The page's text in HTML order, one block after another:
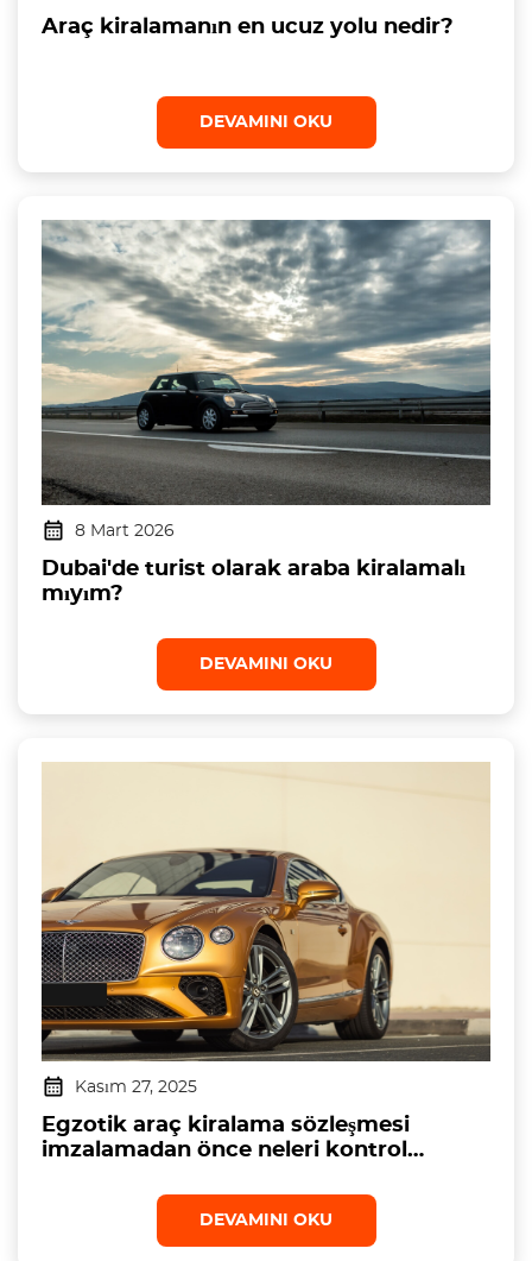
Araç kiralamanın en ucuz yolu nedir?
DEVAMINI OKU
8 Mart 2026
Dubai'de turist olarak araba kiralamalı
mıyım?
DEVAMINI OKU
Kasım 27, 2025
Egzotik araç kiralama sözleşmesi
imzalamadan önce neleri kontrol
DEVAMINI OKU